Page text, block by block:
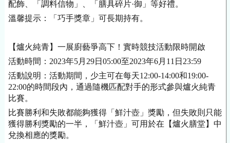
配飾、「調料信物」、「膳具碎片·御」等好禮。
溫馨提示：「巧手獎章」可長期持有。
【爐火純青】一展廚藝爭高下！實時競技活動限時開啟
活動時間：2023年5月29日05:00至2023年6月 11 日23:59
活動說明：活動期間，少主可在每天12:00-14:00和19:00-
22:00的時間段內，通過隨機匹配對手的形式參與爐火純青
比賽。
比賽勝利和失敗都能夠獲得「鮮汁壺」獎勵，但失敗則只能
獲得勝利獎勵的一半，「鮮汁壺」可用於在【爐火膳堂】中
兌換相應的獎勵。